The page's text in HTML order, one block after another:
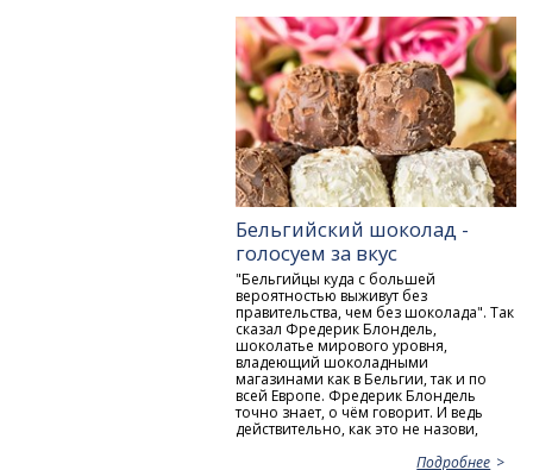
Бельгийский шоколад -
голосуем за вкус
"Бельгийцы куда с большей
вероятностью выживут без
правительства, чем без шоколада". Так
сказал Фредерик Блондель,
шоколатье мирового уровня,
владеющий шоколадными
магазинами как в Бельгии, так и по
всей Европе. Фредерик Блондель
точно знает, о чём говорит. И ведь
действительно, как это не назови,
Подробнее